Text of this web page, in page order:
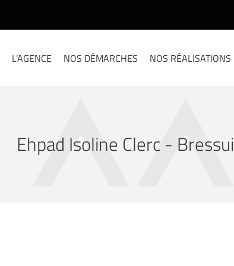
L’AGENCE NOS DÉMARCHES NOS RÉALISATIONS
Ehpad Isoline Clerc -